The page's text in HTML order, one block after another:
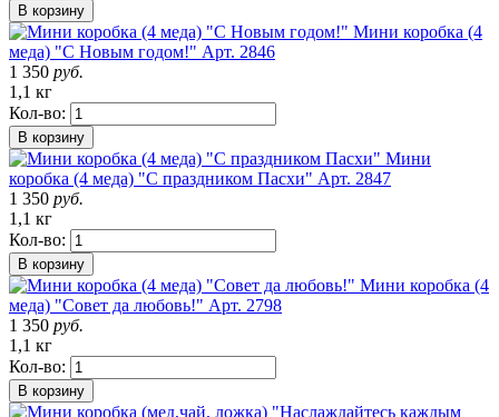
В корзину
Мини коробка (4
меда) "С Новым годом!" Арт. 2846
1 350 руб.
1,1 кг
Кол-во:
В корзину
Мини
коробка (4 меда) "С праздником Пасхи" Арт. 2847
1 350 руб.
1,1 кг
Кол-во:
В корзину
Мини коробка (4
меда) "Совет да любовь!" Арт. 2798
1 350 руб.
1,1 кг
Кол-во:
В корзину